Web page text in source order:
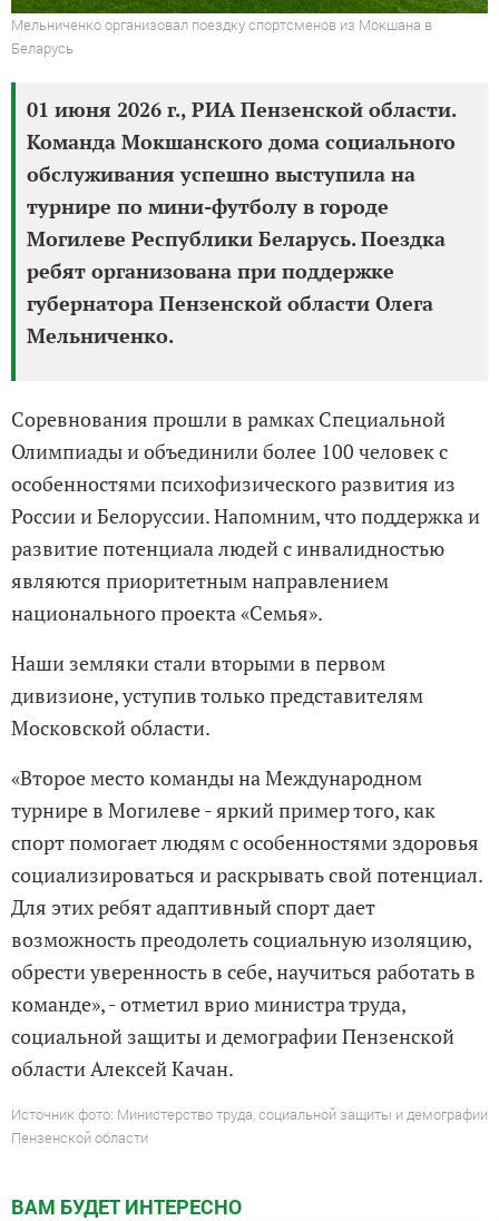
Мельниченко организовал поездку спортсменов из Мокшана в
Беларусь
01 июня 2026 г., РИА Пензенской области.
Команда Мокшанского дома социального
обслуживания успешно выступила на
турнире по мини-футболу в городе
Могилеве Республики Беларусь. Поездка
ребят организована при поддержке
губернатора Пензенской области Олега
Мельниченко.
Соревнования прошли в рамках Специальной
Олимпиады и объединили более 100 человек с
особенностями психофизического развития из
России и Белоруссии. Напомним, что поддержка и
развитие потенциала людей с инвалидностью
являются приоритетным направлением
национального проекта «Семья».
Наши земляки стали вторыми в первом
дивизионе, уступив только представителям
Московской области.
«Второе место команды на Международном
турнире в Могилеве - яркий пример того, как
спорт помогает людям с особенностями здоровья
социализироваться и раскрывать свой потенциал.
Для этих ребят адаптивный спорт дает
возможность преодолеть социальную изоляцию,
обрести уверенность в себе, научиться работать в
команде», - отметил врио министра труда,
социальной защиты и демографии Пензенской
области Алексей Качан.
Источник фото: Министерство труда, социальной защиты и демографии
Пензенской области
ВАМ БУДЕТ ИНТЕРЕСНО